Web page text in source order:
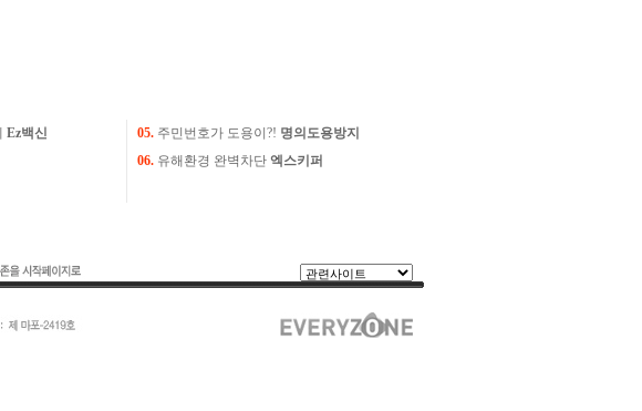
Ez백신 05. 주민번호가 도용이?! 명의도용방지
06. 유해환경 완벽차단 엑스키퍼